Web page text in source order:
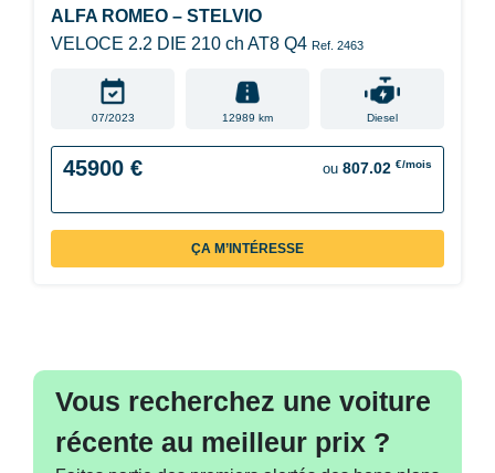
ALFA ROMEO – STELVIO
VELOCE 2.2 DIE 210 ch AT8 Q4 Ref. 2463
07/2023 12989 km Diesel
45900 € ou 807.02 €/mois
ÇA M’INTÉRESSE
Vous recherchez une voiture
récente au meilleur prix ?